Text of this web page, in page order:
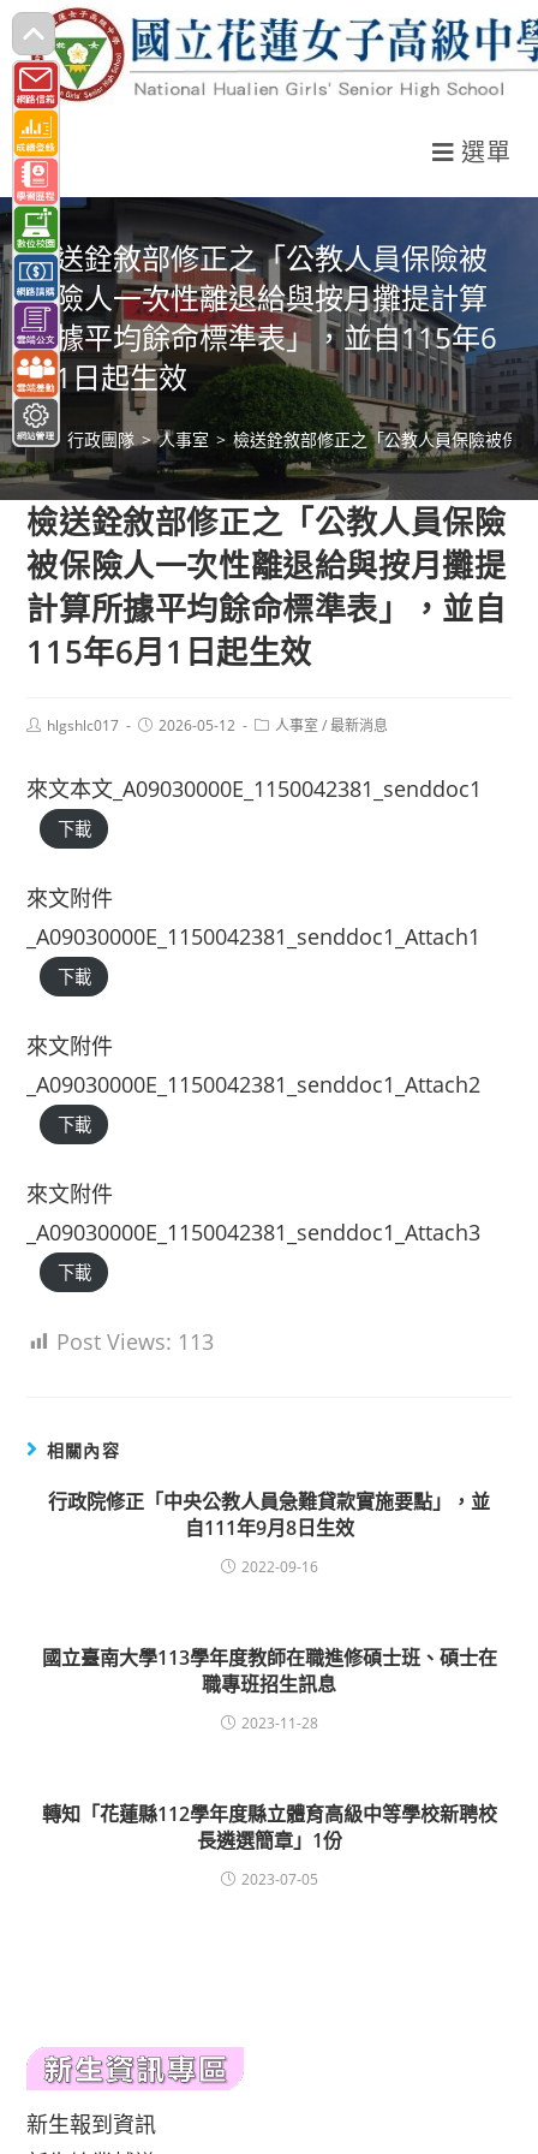
跳
轉
至
主
要
內
容
選單
檢送銓敘部修正之「公教人員保險被
保險人一次性離退給與按月攤提計算
所據平均餘命標準表」，並自115年6
月1日起生效
> 行政團隊 > 人事室 > 檢送銓敘部修正之「公教人員保險被保
檢送銓敘部修正之「公教人員保險
被保險人一次性離退給與按月攤提
計算所據平均餘命標準表」，並自
115年6月1日起生效
Posthlgshlc017
Post2026-05-12
Post人事室 / 最新消息
來文本文_A09030000E_1150042381_senddoc1
下載
來文附件
_A09030000E_1150042381_senddoc1_Attach1
下載
來文附件
_A09030000E_1150042381_senddoc1_Attach2
下載
來文附件
_A09030000E_1150042381_senddoc1_Attach3
下載
Post Views: 113
相關內容
行政院修正「中央公教人員急難貸款實施要點」，並
自111年9月8日生效
2022-09-16
國立臺南大學113學年度教師在職進修碩士班、碩士在
職專班招生訊息
2023-11-28
轉知「花蓮縣112學年度縣立體育高級中等學校新聘校
長遴選簡章」1份
2023-07-05
新生報到資訊